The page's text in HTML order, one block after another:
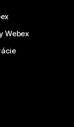
Webex